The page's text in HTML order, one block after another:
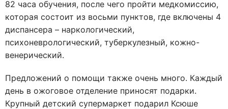
82 часа обучения, после чего пройти медкомиссию,
которая состоит из восьми пунктов, где включены 4
диспансера – наркологический,
психоневрологический, туберкулезный, кожно-
венерический.
Предложений о помощи также очень много. Каждый
день в ожоговое отделение приносят подарки.
Крупный детский супермаркет подарил Ксюше